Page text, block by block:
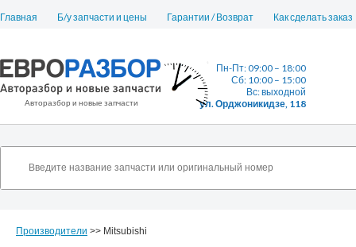
Главная Б/у запчасти и цены Гарантии / Возврат Как сделать заказ
Авторазбор и новые запчасти
Пн-Пт: 09:00 – 18:00
Сб: 10:00 – 15:00
Вс: выходной
ул. Орджоникидзе, 118
Производители >> Mitsubishi